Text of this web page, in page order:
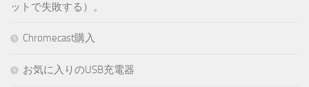
ットで失敗する）。
Chromecast購入
お気に入りのUSB充電器